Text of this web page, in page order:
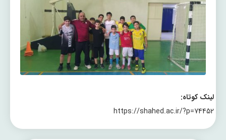
لینک کوتاه:
https://shahed.ac.ir/?p=74452